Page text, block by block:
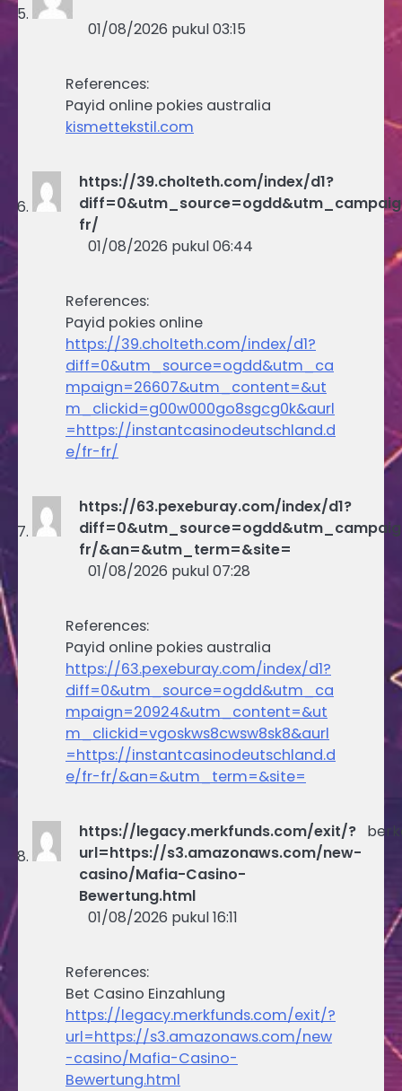
01/08/2026 pukul 03:15
References:
Payid online pokies australia
kismettekstil.com
https://39.cholteth.com/index/d1?
fr/
01/08/2026 pukul 06:44
References:
Payid pokies online
https://39.cholteth.com/index/d1?
diff=0&utm_source=ogdd&utm_ca
mpaign=26607&utm_content=&ut
m_clickid=g00w000go8sgcg0k&aurl
=https://instantcasinodeutschland.d
e/fr-fr/
https://63.pexeburay.com/index/d1?
fr/&an=&utm_term=&site=
01/08/2026 pukul 07:28
References:
Payid online pokies australia
https://63.pexeburay.com/index/d1?
diff=0&utm_source=ogdd&utm_ca
mpaign=20924&utm_content=&ut
m_clickid=vgoskws8cwsw8sk8&aurl
=https://instantcasinodeutschland.d
e/fr-fr/&an=&utm_term=&site=
https://legacy.merkfunds.com/exit/?
url=https://s3.amazonaws.com/new-
casino/Mafia-Casino-
Bewertung.html
01/08/2026 pukul 16:11
References:
Bet Casino Einzahlung
https://legacy.merkfunds.com/exit/?
url=https://s3.amazonaws.com/new
-casino/Mafia-Casino-
Bewertung.html